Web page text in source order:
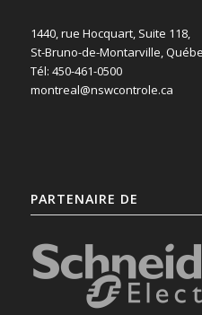
1440, rue Hocquart, Suite 118,
St-Bruno-de-Montarville,
Tél: 450-461-0500
montreal@nswcontrole.ca
PARTENAIRE DE